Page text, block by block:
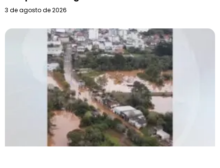
3 de agosto de 2026